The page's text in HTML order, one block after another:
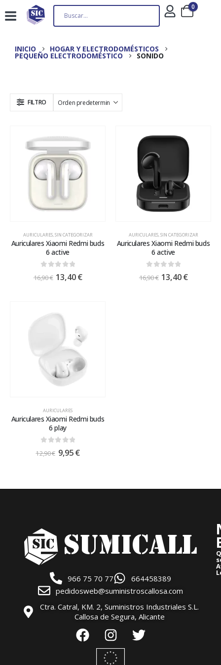
0
INICIO HOGAR Y ELECTRODOMÉSTICOS
PEQUEÑO ELECTRODOMÉSTICO SONIDO
FILTRO
AURICULARES,SIN CATEGORIZAR
Auriculares Xiaomi Redmi buds
6 active
out of 5
16,90€ 13,40€
AURICULARES,SIN CATEGORIZAR
Auriculares Xiaomi Redmi buds
6 active
out of 5
16,90€ 13,40€
AURICULARES
Auriculares Xiaomi Redmi buds
6 play
out of 5
12,90€ 9,95€
966 75 70 77
664458389
pedidosweb@suministroscallosa.com
Ctra. Catral, KM. 2, Suministros Industriales S.L.
Callosa de Segura, Alicante